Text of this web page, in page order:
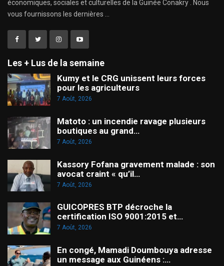
économiques, sociales et culturelles de la Guinée Conakry . Nous
vous fournissons les dernières ...
Les + Lus de la semaine
Kumy et le CRG unissent leurs forces
pour les agriculteurs
7 Août, 2026
Matoto : un incendie ravage plusieurs
boutiques au grand…
7 Août, 2026
Kassory Fofana gravement malade : son
avocat craint « qu’il…
7 Août, 2026
GUICOPRES BTP décroche la
certification ISO 9001:2015 et…
7 Août, 2026
En congé, Mamadi Doumbouya adresse
un message aux Guinéens :…